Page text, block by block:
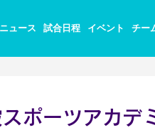
ニュース 試合日程 イベント チー
ポーツアカデ